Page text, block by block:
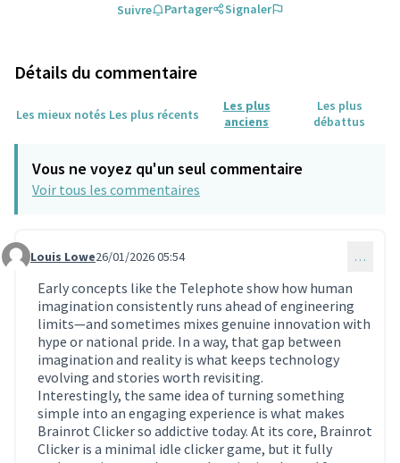
Suivre Partager Signaler
Détails du commentaire
Les mieux notés Les plus récents
Les plus
anciens
Les plus
débattus
Vous ne voyez qu'un seul commentaire
Voir tous les commentaires
Commentaire 2106
Louis Lowe26/01/2026 05:54 …
Early concepts like the Telephote show how human
imagination consistently runs ahead of engineering
limits—and sometimes mixes genuine innovation with
hype or national pride. In a way, that gap between
imagination and reality is what keeps technology
evolving and stories worth revisiting.
Interestingly, the same idea of turning something
simple into an engaging experience is what makes
Brainrot Clicker so addictive today. At its core, Brainrot
Clicker is a minimal idle clicker game, but it fully